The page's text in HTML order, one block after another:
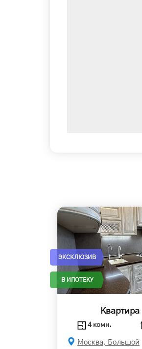
ЭКСКЛЮЗИВ
В ИПОТЕКУ
Квартира
4 комн.
Москва, Большой